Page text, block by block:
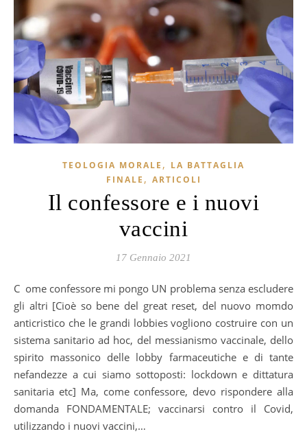
TEOLOGIA MORALE , LA BATTAGLIA
FINALE , ARTICOLI
Il confessore e i nuovi
vaccini
17 Gennaio 2021
Come confessore mi pongo UN problema senza escludere
gli altri [Cioè so bene del great reset, del nuovo momdo
anticristico che le grandi lobbies vogliono costruire con un
sistema sanitario ad hoc, del messianismo vaccinale, dello
spirito massonico delle lobby farmaceutiche e di tante
nefandezze a cui siamo sottoposti: lockdown e dittatura
sanitaria etc] Ma, come confessore, devo rispondere alla
domanda FONDAMENTALE; vaccinarsi contro il Covid,
utilizzando i nuovi vaccini,…